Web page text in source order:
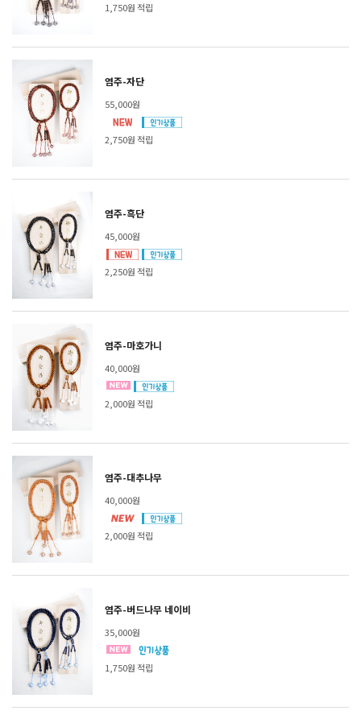
1,750원 적립
염주-자단
55,000원
2,750원 적립
염주-흑단
45,000원
2,250원 적립
염주-마호가니
40,000원
2,000원 적립
염주-대추나무
40,000원
2,000원 적립
염주-버드나무 네이비
35,000원
1,750원 적립